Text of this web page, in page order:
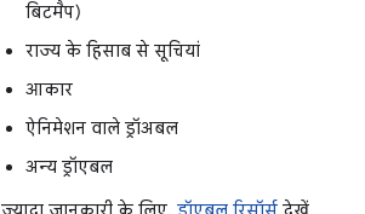
बिटमैप)
राज्य के हिसाब से सूचियां
आकार
ऐनिमेशन वाले ड्रॉअबल
अन्य ड्रॉएबल